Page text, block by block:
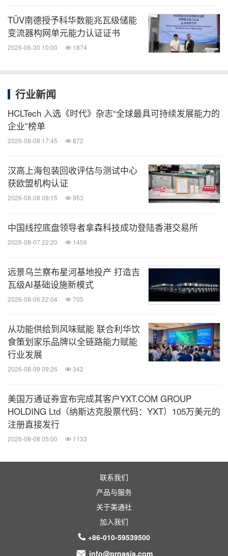
全球TMT
微信公众号“全球TMT”发布全球互联网、科
关键词：电脑/电子 环保产品与服务 采矿/五金
一般制
造业
TÜV南德授予科华数能兆瓦级储能
变流器构网单元能力认证证书
2026-06-30 10:00 1874
行业新闻
HCLTech 入选《时代》杂志“全球最具可持续发展能力的
企业”榜单
2026-08-08 17:45 872
汉高上海包装回收评估与测试中心
获欧盟机构认证
2026-08-08 09:15 953
中国线控底盘领导者拿森科技成功登陆香港交易所
2026-08-07 22:20 1456
远景乌兰察布星河基地投产 打造吉
瓦级AI基础设施新模式
2026-08-06 22:04 705
从功能供给到风味赋能 联合利华饮
食策划家乐品牌以全链路能力赋能
行业发展
2026-08-09 09:26 342
美国万通证券宣布完成其客户YXT.COM GROUP
HOLDING Ltd（纳斯达克股票代码：YXT）105万美元的
注册直接发行
2026-08-08 05:00 1133
联系我们
产品与服务
关于美通社
加入我们
+86-010-59539500
info@prnasia.com